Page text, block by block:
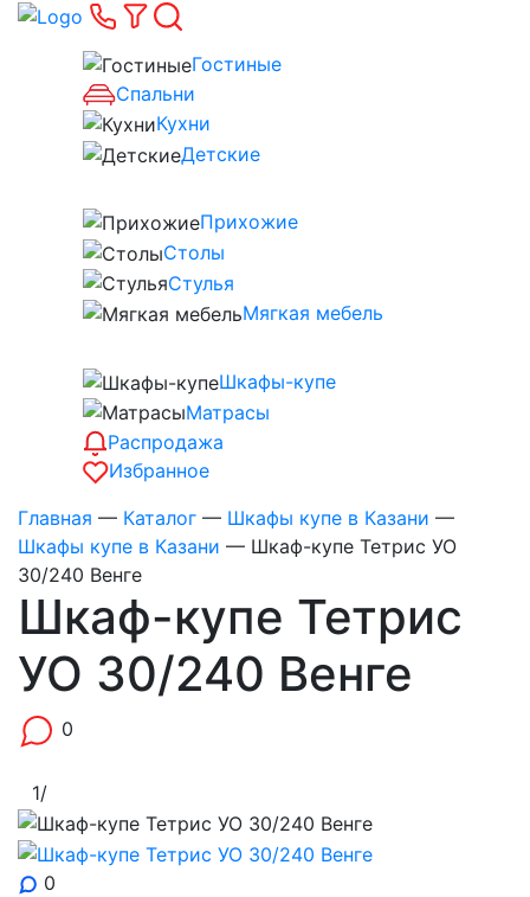
Гостиные
Спальни
Кухни
Детские
Прихожие
Столы
Стулья
Мягкая мебель
Шкафы-купе
Матрасы
Распродажа
Избранное
Главная — Каталог — Шкафы купе в Казани —
Шкафы купе в Казани — Шкаф-купе Тетрис УО
30/240 Венге
Шкаф-купе Тетрис
УО 30/240 Венге
0
1/
0